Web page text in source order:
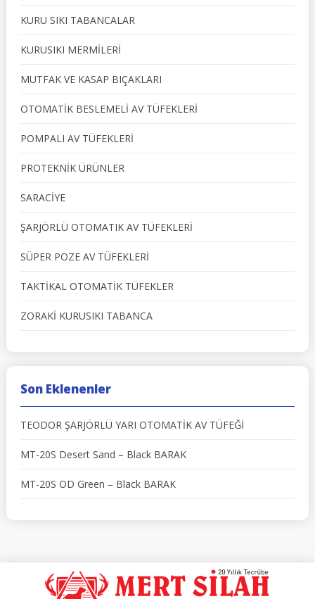
KURU SIKI TABANCALAR
KURUSIKI MERMİLERİ
MUTFAK VE KASAP BIÇAKLARI
OTOMATİK BESLEMELİ AV TÜFEKLERİ
POMPALI AV TÜFEKLERİ
PROTEKNİK ÜRÜNLER
SARACİYE
ŞARJÖRLÜ OTOMATIK AV TÜFEKLERİ
SÜPER POZE AV TÜFEKLERİ
TAKTİKAL OTOMATİK TÜFEKLER
ZORAKİ KURUSIKI TABANCA
Son Eklenenler
TEODOR ŞARJÖRLÜ YARI OTOMATİK AV TÜFEĞİ
MT-20S Desert Sand – Black BARAK
MT-20S OD Green – Black BARAK